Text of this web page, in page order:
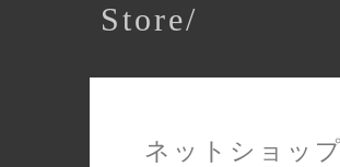
Store/
ネットショッ